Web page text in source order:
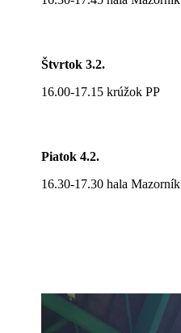
Štvrtok 3.2.
16.00-17.15 krúžok PP
Piatok 4.2.
16.30-17.30 hala Mazorník